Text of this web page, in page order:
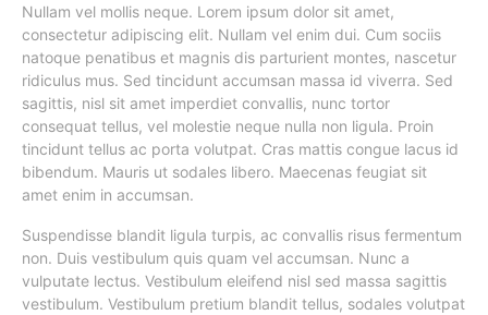
Nullam vel mollis neque. Lorem ipsum dolor sit amet,
consectetur adipiscing elit. Nullam vel enim dui. Cum sociis
natoque penatibus et magnis dis parturient montes, nascetur
ridiculus mus. Sed tincidunt accumsan massa id viverra. Sed
sagittis, nisl sit amet imperdiet convallis, nunc tortor
consequat tellus, vel molestie neque nulla non ligula. Proin
tincidunt tellus ac porta volutpat. Cras mattis congue lacus id
bibendum. Mauris ut sodales libero. Maecenas feugiat sit
amet enim in accumsan.
Suspendisse blandit ligula turpis, ac convallis risus fermentum
non. Duis vestibulum quis quam vel accumsan. Nunc a
vulputate lectus. Vestibulum eleifend nisl sed massa sagittis
vestibulum. Vestibulum pretium blandit tellus, sodales volutpat